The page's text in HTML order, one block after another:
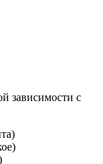
зависимости с